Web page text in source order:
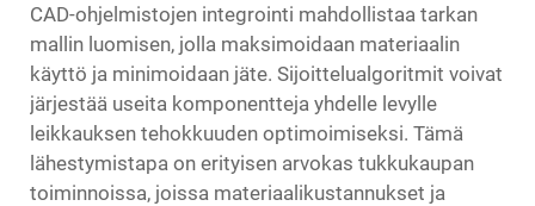
CAD-ohjelmistojen integrointi mahdollistaa tarkan
mallin luomisen, jolla maksimoidaan materiaalin
käyttö ja minimoidaan jäte. Sijoittelualgoritmit voivat
järjestää useita komponentteja yhdelle levylle
leikkauksen tehokkuuden optimoimiseksi. Tämä
lähestymistapa on erityisen arvokas tukkukaupan
toiminnoissa, joissa materiaalikustannukset ja